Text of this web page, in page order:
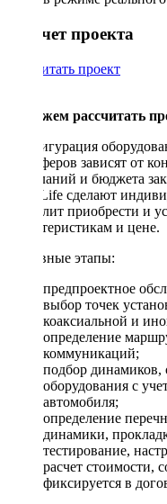
Рассчет проекта
Рассчитать проект
Поможем рассчитать
Конфигурация
сабвуферов зависят от
пожеланий и бюджета
DriveLife сделают
позволит приобрести и
характеристикам и цене.
Основные этапы:
предпроектное
выбор точек
коаксиальной и
определение
коммуникаций;
подбор динамиков,
оборудования с
автомобиля;
определение
динамики,
тестирование,
расчет стоимости,
фиксируется в